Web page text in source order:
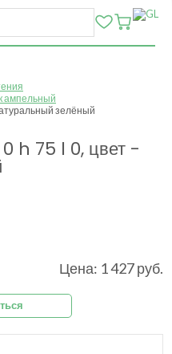
ампельный
зелёный
h 75 l 0, цвет -
Цена: 1 427 руб.